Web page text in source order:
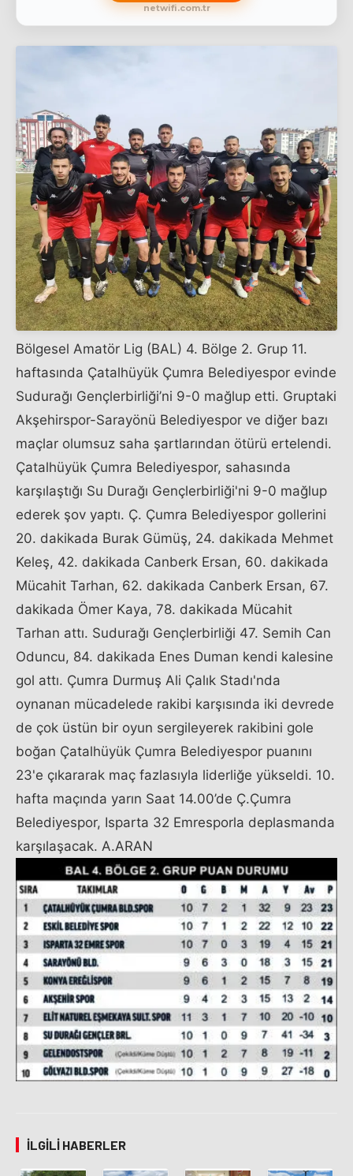
netwifi.com.tr
Bölgesel Amatör Lig (BAL) 4. Bölge 2. Grup 11.
haftasında Çatalhüyük Çumra Belediyespor evinde
Sudurağı Gençlerbirliği’ni 9-0 mağlup etti. Gruptaki
Akşehirspor-Sarayönü Belediyespor ve diğer bazı
maçlar olumsuz saha şartlarından ötürü ertelendi.
Çatalhüyük Çumra Belediyespor, sahasında
karşılaştığı Su Durağı Gençlerbirliği'ni 9-0 mağlup
ederek şov yaptı. Ç. Çumra Belediyespor gollerini
20. dakikada Burak Gümüş, 24. dakikada Mehmet
Keleş, 42. dakikada Canberk Ersan, 60. dakikada
Mücahit Tarhan, 62. dakikada Canberk Ersan, 67.
dakikada Ömer Kaya, 78. dakikada Mücahit
Tarhan attı. Sudurağı Gençlerbirliği 47. Semih Can
Oduncu, 84. dakikada Enes Duman kendi kalesine
gol attı. Çumra Durmuş Ali Çalık Stadı'nda
oynanan mücadelede rakibi karşısında iki devrede
de çok üstün bir oyun sergileyerek rakibini gole
boğan Çatalhüyük Çumra Belediyespor puanını
23'e çıkararak maç fazlasıyla liderliğe yükseldi. 10.
hafta maçında yarın Saat 14.00’de Ç.Çumra
Belediyespor, Isparta 32 Emresporla deplasmanda
karşılaşacak. A.ARAN
İLGILI HABERLER